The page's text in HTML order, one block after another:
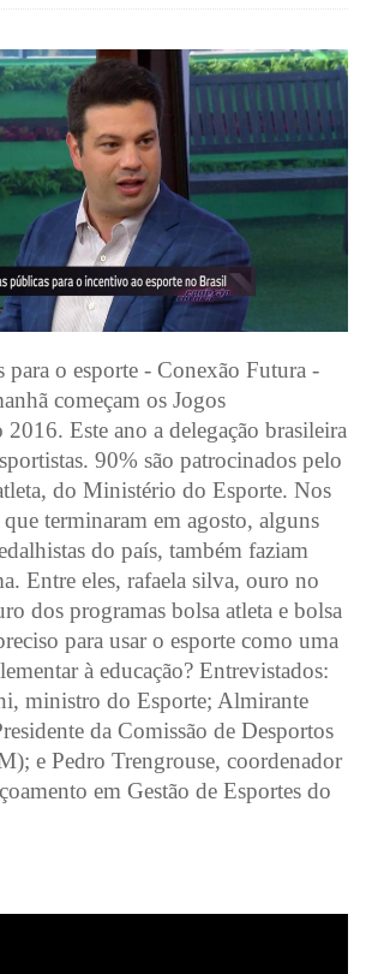
para o esporte - Conexão Futura -
começam os Jogos
Este ano a delegação brasileira
90% são patrocinados pelo
do Ministério do Esporte. Nos
terminaram em agosto, alguns
do país, também faziam
Entre eles, rafaela silva, ouro no
dos programas bolsa atleta e bolsa
para usar o esporte como uma
à educação? Entrevistados:
ministro do Esporte; Almirante
da Comissão de Desportos
e Pedro Trengrouse, coordenador
em Gestão de Esportes do